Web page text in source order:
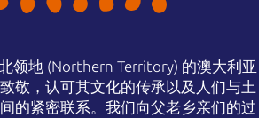
领地 (Northern Territory) 的澳大利亚
敬，认可其文化的传承以及人们与土
的紧密联系。我们向父老乡亲们的过